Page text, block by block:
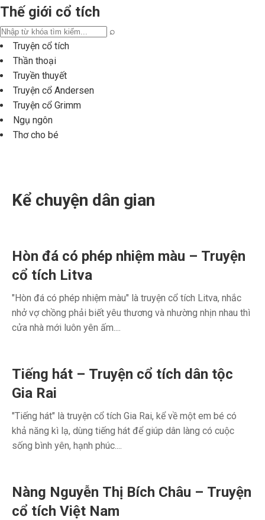
Thế giới cổ tích
⌕
Truyện cổ tích
Thần thoại
Truyền thuyết
Truyện cổ Andersen
Truyện cổ Grimm
Ngụ ngôn
Thơ cho bé
Kể chuyện dân gian
Hòn đá có phép nhiệm màu – Truyện
cổ tích Litva
"Hòn đá có phép nhiệm màu" là truyện cổ tích Litva, nhắc
nhở vợ chồng phải biết yêu thương và nhường nhịn nhau thì
cửa nhà mới luôn yên ấm....
Tiếng hát – Truyện cổ tích dân tộc
Gia Rai
"Tiếng hát" là truyện cổ tích Gia Rai, kể về một em bé có
khả năng kì lạ, dùng tiếng hát để giúp dân làng có cuộc
sống bình yên, hạnh phúc....
Nàng Nguyễn Thị Bích Châu – Truyện
cổ tích Việt Nam